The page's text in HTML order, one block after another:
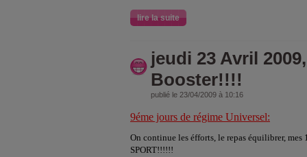
lire la suite
jeudi 23 Avril
Booster!!!!
publié le 23/04/2009 à 10:16
9éme jours de régime Universel:
On continue les éfforts, le repas équilibrer,
SPORT!!!!!!